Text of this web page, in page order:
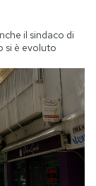
il sindaco di
si è evoluto